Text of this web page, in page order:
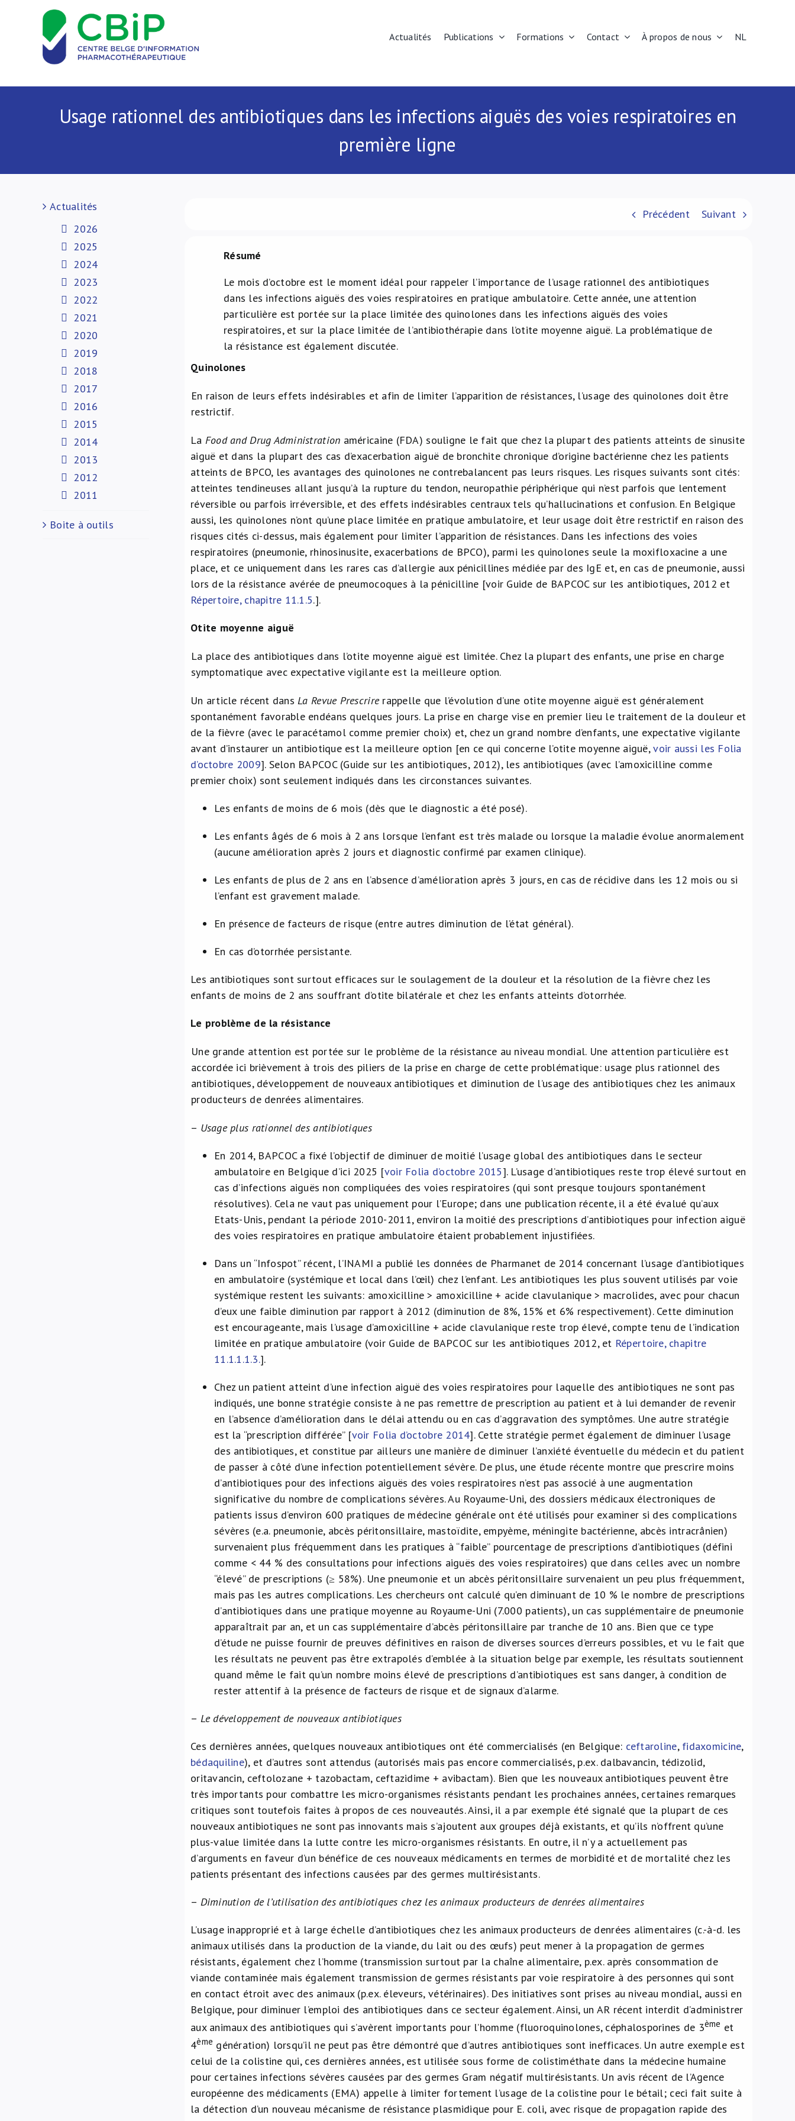
Actualités Publications Formations Contact À propos de nous NL
Usage rationnel des antibiotiques dans les infections aiguës des voies respiratoires en
première ligne
Précédent Suivant
Résumé
Le mois d’octobre est le moment idéal pour rappeler l’importance de l’usage rationnel des antibiotiques
dans les infections aiguës des voies respiratoires en pratique ambulatoire. Cette année, une attention
particulière est portée sur la place limitée des quinolones dans les infections aiguës des voies
respiratoires, et sur la place limitée de l’antibiothérapie dans l’otite moyenne aiguë. La problématique de
la résistance est également discutée.
Quinolones
En raison de leurs effets indésirables et afin de limiter l’apparition de résistances, l’usage des quinolones doit être
restrictif.
La Food and Drug Administration américaine (FDA) souligne le fait que chez la plupart des patients atteints de sinusite
aiguë et dans la plupart des cas d’exacerbation aiguë de bronchite chronique d’origine bactérienne chez les patients
atteints de BPCO, les avantages des quinolones ne contrebalancent pas leurs risques. Les risques suivants sont cités:
atteintes tendineuses allant jusqu’à la rupture du tendon, neuropathie périphérique qui n’est parfois que lentement
réversible ou parfois irréversible, et des effets indésirables centraux tels qu’hallucinations et confusion. En Belgique
aussi, les quinolones n’ont qu’une place limitée en pratique ambulatoire, et leur usage doit être restrictif en raison des
risques cités ci-dessus, mais également pour limiter l’apparition de résistances. Dans les infections des voies
respiratoires (pneumonie, rhinosinusite, exacerbations de BPCO), parmi les quinolones seule la moxifloxacine a une
place, et ce uniquement dans les rares cas d’allergie aux pénicillines médiée par des IgE et, en cas de pneumonie, aussi
lors de la résistance avérée de pneumocoques à la pénicilline [voir Guide de BAPCOC sur les antibiotiques, 2012 et
Répertoire, chapitre 11.1.5.].
Otite moyenne aiguë
La place des antibiotiques dans l’otite moyenne aiguë est limitée. Chez la plupart des enfants, une prise en charge
symptomatique avec expectative vigilante est la meilleure option.
Un article récent dansLa Revue Prescrirerappelle que l’évolution d’une otite moyenne aiguë est généralement
spontanément favorable endéans quelques jours. La prise en charge vise en premier lieu le traitement de la douleur et
de la fièvre (avec le paracétamol comme premier choix) et, chez un grand nombre d’enfants, une expectative vigilante
avant d’instaurer un antibiotique est la meilleure option [en ce qui concerne l’otite moyenne aiguë,voir aussi les Folia
d’octobre 2009]. Selon BAPCOC (Guide sur les antibiotiques, 2012), les antibiotiques (avec l’amoxicilline comme
premier choix) sont seulement indiqués dans les circonstances suivantes.
Les enfants de moins de 6 mois (dès que le diagnostic a été posé).
Les enfants âgés de 6 mois à 2 ans lorsque l’enfant est très malade ou lorsque la maladie évolue anormalement
(aucune amélioration après 2 jours et diagnostic confirmé par examen clinique).
Les enfants de plus de 2 ans en l’absence d’amélioration après 3 jours, en cas de récidive dans les 12 mois ou si
l’enfant est gravement malade.
En présence de facteurs de risque (entre autres diminution de l’état général).
En cas d’otorrhée persistante.
Les antibiotiques sont surtout efficaces sur le soulagement de la douleur et la résolution de la fièvre chez les
enfants de moins de 2 ans souffrant d’otite bilatérale et chez les enfants atteints d’otorrhée.
Le problème de la résistance
Une grande attention est portée sur le problème de la résistance au niveau mondial. Une attention particulière est
accordée ici brièvement à trois des piliers de la prise en charge de cette problématique: usage plus rationnel des
antibiotiques, développement de nouveaux antibiotiques et diminution de l’usage des antibiotiques chez les animaux
producteurs de denrées alimentaires.
– Usage plus rationnel des antibiotiques
En 2014, BAPCOC a fixé l’objectif de diminuer de moitié l’usage global des antibiotiques dans le secteur
ambulatoire en Belgique d’ici 2025 [voir Folia d’octobre 2015]. L’usage d’antibiotiques reste trop élevé surtout en
cas d’infections aiguës non compliquées des voies respiratoires (qui sont presque toujours spontanément
résolutives). Cela ne vaut pas uniquement pour l’Europe; dans une publication récente, il a été évalué qu’aux
Etats-Unis, pendant la période 2010-2011, environ la moitié des prescriptions d’antibiotiques pour infection aiguë
des voies respiratoires en pratique ambulatoire étaient probablement injustifiées.
Dans un “Infospot” récent, l’INAMI a publié les données de Pharmanet de 2014 concernant l’usage d’antibiotiques
en ambulatoire (systémique et local dans l’œil) chez l’enfant. Les antibiotiques les plus souvent utilisés par voie
systémique restent les suivants: amoxicilline > amoxicilline + acide clavulanique > macrolides, avec pour chacun
d’eux une faible diminution par rapport à 2012 (diminution de 8%, 15% et 6% respectivement). Cette diminution
est encourageante, mais l’usage d’amoxicilline + acide clavulanique reste trop élevé, compte tenu de l’indication
limitée en pratique ambulatoire (voir Guide de BAPCOC sur les antibiotiques 2012, et Répertoire, chapitre
11.1.1.1.3.].
Chez un patient atteint d’une infection aiguë des voies respiratoires pour laquelle des antibiotiques ne sont pas
indiqués, une bonne stratégie consiste à ne pas remettre de prescription au patient et à lui demander de revenir
en l’absence d’amélioration dans le délai attendu ou en cas d’aggravation des symptômes. Une autre stratégie
est la “prescription différée” [voir Folia d’octobre 2014]. Cette stratégie permet également de diminuer l’usage
des antibiotiques, et constitue par ailleurs une manière de diminuer l’anxiété éventuelle du médecin et du patient
de passer à côté d’une infection potentiellement sévère. De plus, une étude récente montre que prescrire moins
d’antibiotiques pour des infections aiguës des voies respiratoires n’est pas associé à une augmentation
significative du nombre de complications sévères. Au Royaume-Uni, des dossiers médicaux électroniques de
patients issus d’environ 600 pratiques de médecine générale ont été utilisés pour examiner si des complications
sévères (e.a. pneumonie, abcès péritonsillaire, mastoïdite, empyème, méningite bactérienne, abcès intracrânien)
survenaient plus fréquemment dans les pratiques à “faible” pourcentage de prescriptions d’antibiotiques (défini
comme < 44 % des consultations pour infections aiguës des voies respiratoires) que dans celles avec un nombre
“élevé” de prescriptions (≥ 58%). Une pneumonie et un abcès péritonsillaire survenaient un peu plus fréquemment,
mais pas les autres complications. Les chercheurs ont calculé qu’en diminuant de 10 % le nombre de prescriptions
d’antibiotiques dans une pratique moyenne au Royaume-Uni (7.000 patients), un cas supplémentaire de pneumonie
apparaîtrait par an, et un cas supplémentaire d’abcès péritonsillaire par tranche de 10 ans. Bien que ce type
d’étude ne puisse fournir de preuves définitives en raison de diverses sources d’erreurs possibles, et vu le fait que
les résultats ne peuvent pas être extrapolés d’emblée à la situation belge par exemple, les résultats soutiennent
quand même le fait qu’un nombre moins élevé de prescriptions d’antibiotiques est sans danger, à condition de
rester attentif à la présence de facteurs de risque et de signaux d’alarme.
– Le développement de nouveaux antibiotiques
Ces dernières années, quelques nouveaux antibiotiques ont été commercialisés (en Belgique: ceftaroline, fidaxomicine,
bédaquiline), et d’autres sont attendus (autorisés mais pas encore commercialisés, p.ex. dalbavancin, tédizolid,
oritavancin, ceftolozane + tazobactam, ceftazidime + avibactam). Bien que les nouveaux antibiotiques peuvent être
très importants pour combattre les micro-organismes résistants pendant les prochaines années, certaines remarques
critiques sont toutefois faites à propos de ces nouveautés. Ainsi, il a par exemple été signalé que la plupart de ces
nouveaux antibiotiques ne sont pas innovants mais s’ajoutent aux groupes déjà existants, et qu’ils n’offrent qu’une
plus-value limitée dans la lutte contre les micro-organismes résistants. En outre, il n’y a actuellement pas
d’arguments en faveur d’un bénéfice de ces nouveaux médicaments en termes de morbidité et de mortalité chez les
patients présentant des infections causées par des germes multirésistants.
– Diminution de l’utilisation des antibiotiques chez les animaux producteurs de denrées alimentaires
L’usage inapproprié et à large échelle d’antibiotiques chez les animaux producteurs de denrées alimentaires (c.-à-d. les
animaux utilisés dans la production de la viande, du lait ou des œufs) peut mener à la propagation de germes
résistants, également chez l’homme (transmission surtout par la chaîne alimentaire, p.ex. après consommation de
viande contaminée mais également transmission de germes résistants par voie respiratoire à des personnes qui sont
en contact étroit avec des animaux (p.ex. éleveurs, vétérinaires). Des initiatives sont prises au niveau mondial, aussi en
Belgique, pour diminuer l’emploi des antibiotiques dans ce secteur également. Ainsi, un AR récent interdit d’administrer
aux animaux des antibiotiques qui s’avèrent importants pour l’homme (fluoroquinolones, céphalosporines de 3ème et
4ème génération) lorsqu’il ne peut pas être démontré que d’autres antibiotiques sont inefficaces. Un autre exemple est
celui de la colistine qui, ces dernières années, est utilisée sous forme de colistiméthate dans la médecine humaine
pour certaines infections sévères causées par des germes Gram négatif multirésistants. Un avis récent de l’Agence
européenne des médicaments (EMA) appelle à limiter fortement l’usage de la colistine pour le bétail; ceci fait suite à
la détection d’un nouveau mécanisme de résistance plasmidique pour E. coli, avec risque de propagation rapide des
Actualités
2026
2025
2024
2023
2022
2021
2020
2019
2018
2017
2016
2015
2014
2013
2012
2011
Boite à outils